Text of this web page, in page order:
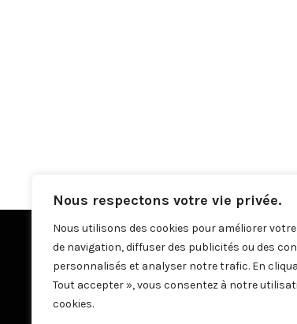
Nous respectons votre vie privée.
Nous utilisons des cookies pour améliorer
de navigation, diffuser des publicités ou des
personnalisés et analyser notre trafic. En
Tout accepter », vous consentez à notre
cookies.